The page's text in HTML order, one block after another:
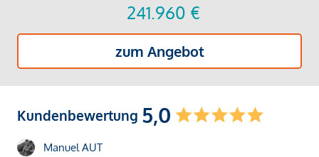
241.960 €
zum Angebot
Kundenbewertung 5,0
Manuel AUT